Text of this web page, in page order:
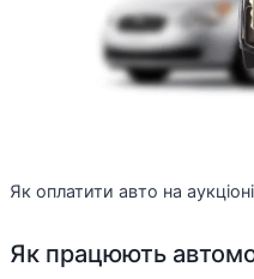
Як оплатити авто на
Як працюють